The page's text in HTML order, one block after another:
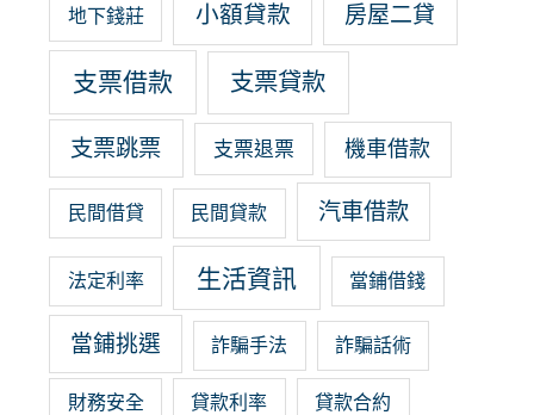
地下錢莊 小額貸款 房屋二貸
支票借款 支票貸款
支票跳票 支票退票 機車借款
民間借貸 民間貸款 汽車借款
法定利率 生活資訊 當鋪借錢
當鋪挑選 詐騙手法 詐騙話術
財務安全 貸款利率 貸款合約